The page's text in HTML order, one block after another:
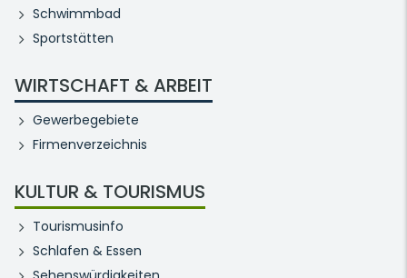
Schwimmbad
Sportstätten
WIRTSCHAFT & ARBEIT
Gewerbegebiete
Firmenverzeichnis
KULTUR & TOURISMUS
Tourismusinfo
Schlafen & Essen